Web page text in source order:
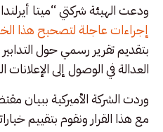
ودعت الهيئة شركتي “ميتا
إجراءات عاجلة لتصحيح هذا
بتقديم تقرير رسمي حول
العدالة في الوصول إلى الإعلانات
وردت الشركة الأميركية ببيان
مع هذا القرار ونقوم بتقييم